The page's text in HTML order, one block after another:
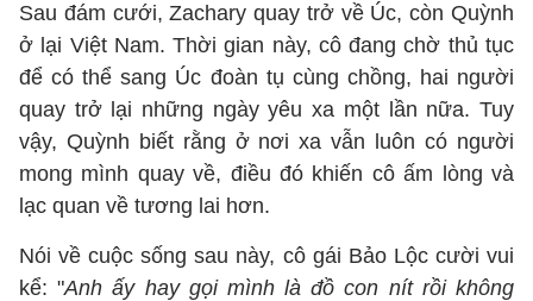
Sau đám cưới, Zachary quay trở về Úc, còn Quỳnh
ở lại Việt Nam. Thời gian này, cô đang chờ thủ tục
để có thể sang Úc đoàn tụ cùng chồng, hai người
quay trở lại những ngày yêu xa một lần nữa. Tuy
vậy, Quỳnh biết rằng ở nơi xa vẫn luôn có người
mong mình quay về, điều đó khiến cô ấm lòng và
lạc quan về tương lai hơn.
Nói về cuộc sống sau này, cô gái Bảo Lộc cười vui
kể: "Anh ấy hay gọi mình là đồ con nít rồi không